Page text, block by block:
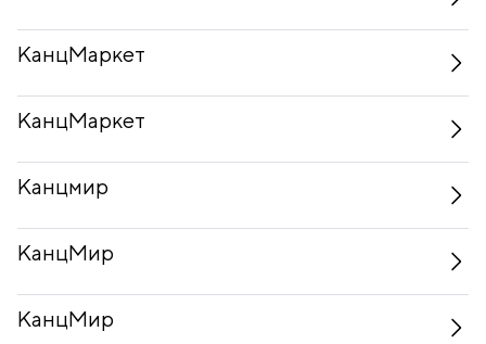
КанцМаркет
КанцМаркет
Канцмир
КанцМир
КанцМир